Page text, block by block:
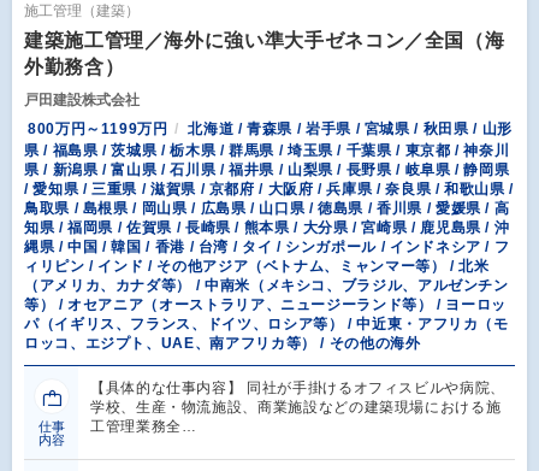
施工管理（建築）
建築施工管理／海外に強い準大手ゼネコン／全国（海
外勤務含）
戸田建設株式会社
800万円～1199万円
北海道 / 青森県 / 岩手県 / 宮城県 / 秋田県 / 山形
県 / 福島県 / 茨城県 / 栃木県 / 群馬県 / 埼玉県 / 千葉県 / 東京都 / 神奈川
県 / 新潟県 / 富山県 / 石川県 / 福井県 / 山梨県 / 長野県 / 岐阜県 / 静岡県
/ 愛知県 / 三重県 / 滋賀県 / 京都府 / 大阪府 / 兵庫県 / 奈良県 / 和歌山県 /
鳥取県 / 島根県 / 岡山県 / 広島県 / 山口県 / 徳島県 / 香川県 / 愛媛県 / 高
知県 / 福岡県 / 佐賀県 / 長崎県 / 熊本県 / 大分県 / 宮崎県 / 鹿児島県 / 沖
縄県 / 中国 / 韓国 / 香港 / 台湾 / タイ / シンガポール / インドネシア / フ
ィリピン / インド / その他アジア（ベトナム、ミャンマー等） / 北米
（アメリカ、カナダ等） / 中南米（メキシコ、ブラジル、アルゼンチン
等） / オセアニア（オーストラリア、ニュージーランド等） / ヨーロッ
パ（イギリス、フランス、ドイツ、ロシア等） / 中近東・アフリカ（モ
ロッコ、エジプト、UAE、南アフリカ等） / その他の海外
仕事
内容
【具体的な仕事内容】 同社が手掛けるオフィスビルや病院、
学校、生産・物流施設、商業施設などの建築現場における施
工管理業務全…